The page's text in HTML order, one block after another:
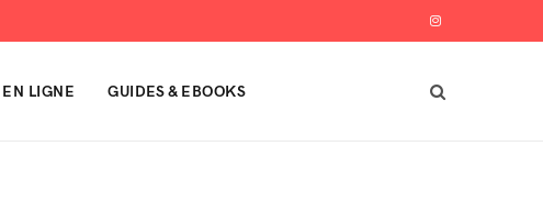
I
s
LIGNE GUIDES & EBOOKS